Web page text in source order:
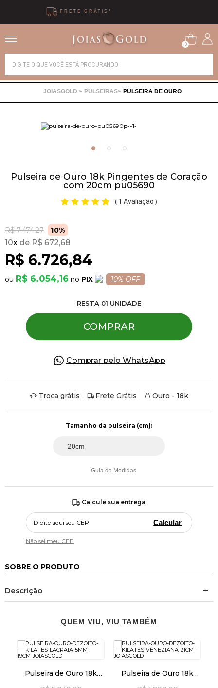
10X SEM JUROS
0
PULSEIRAS PULSEIRA DE OURO
Pulseira de Ouro 18k Pingentes de Coração
com 20cm pu05690
( 1 Avaliação )
R$ 7.474,27 10%
R$ 6.726,84
10x R$ 672,68
R$ 6.054,16 PIX 10% OFF
RESTA 01 UNIDADE
COMPRAR
Comprar pelo WhatsApp
Troca grátis Frete Grátis Ouro - 18k
Guia de Medidas
Calcule sua entrega
Calcular
Não sei meu CEP
SOBRE O PRODUTO
Descrição
QUEM VIU, VIU TAMBÉM
Pulseira de Ouro 18k
Pulseira de Ouro 18k
Alianças
Brincos
Gargantilhas
Pulseiras
Piercing
Pedras Preciosas
Presente
OFERTAS